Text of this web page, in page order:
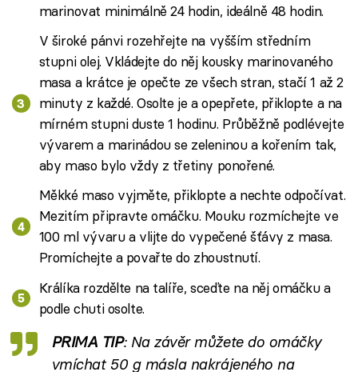
marinovat minimálně 24 hodin, ideálně 48 hodin.
V široké pánvi rozehřejte na vyšším středním
stupni olej. Vkládejte do něj kousky marinovaného
masa a krátce je opečte ze všech stran, stačí 1 až 2
minuty z každé. Osolte je a opepřete, přiklopte a na
mírném stupni duste 1 hodinu. Průběžně podlévejte
vývarem a marinádou se zeleninou a kořením tak,
aby maso bylo vždy z třetiny ponořené.
Měkké maso vyjměte, přiklopte a nechte odpočívat.
Mezitím připravte omáčku. Mouku rozmíchejte ve
100 ml vývaru a vlijte do vypečené šťávy z masa.
Promíchejte a povařte do zhoustnutí.
Králíka rozdělte na talíře, sceďte na něj omáčku a
podle chuti osolte.
PRIMA TIP: Na závěr můžete do omáčky
vmíchat 50 g másla nakrájeného na